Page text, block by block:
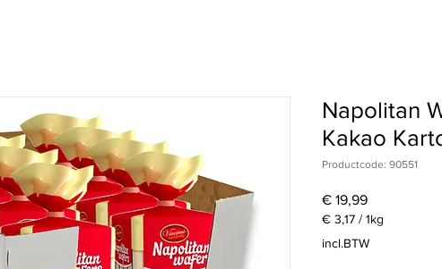
Napolitan
Kakao
Productcode: 90551
€ 19,99Prijs
€ 3,17 / 1kg
€ 3,17
per
incl.BTW